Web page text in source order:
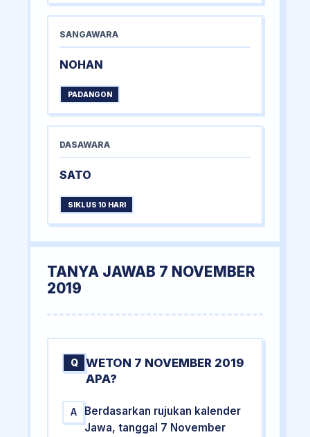
SANGAWARA
NOHAN
PADANGON
DASAWARA
SATO
SIKLUS 10 HARI
TANYA JAWAB 7 NOVEMBER
2019
Q
WETON 7 NOVEMBER 2019
APA?
A
Berdasarkan rujukan kalender
Jawa, tanggal 7 November